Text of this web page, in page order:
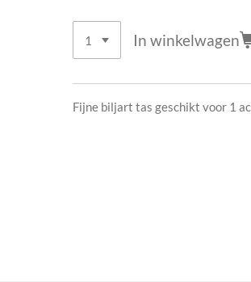
In winkelwagen
Fijne biljart tas geschikt voor 1